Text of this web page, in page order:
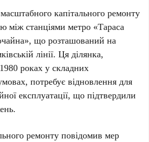
капітального ремонту
між станціями метро «Тараса
, що розташований на
лінії. Ця ділянка,
роках у складних
потребує відновлення для
експлуатації, що підтвердили
ремонту повідомив мер